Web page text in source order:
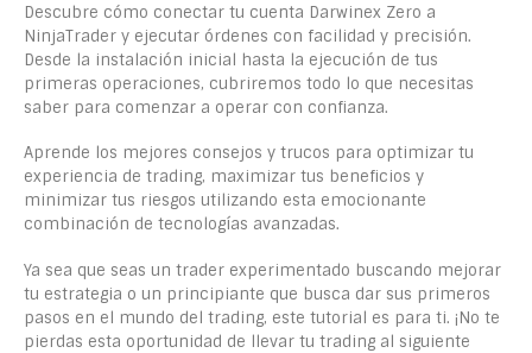
Descubre cómo conectar tu cuenta Darwinex Zero a
NinjaTrader y ejecutar órdenes con facilidad y precisión.
Desde la instalación inicial hasta la ejecución de tus
primeras operaciones, cubriremos todo lo que necesitas
saber para comenzar a operar con confianza.
Aprende los mejores consejos y trucos para optimizar tu
experiencia de trading, maximizar tus beneficios y
minimizar tus riesgos utilizando esta emocionante
combinación de tecnologías avanzadas.
Ya sea que seas un trader experimentado buscando mejorar
tu estrategia o un principiante que busca dar sus primeros
pasos en el mundo del trading, este tutorial es para ti. ¡No te
pierdas esta oportunidad de llevar tu trading al siguiente